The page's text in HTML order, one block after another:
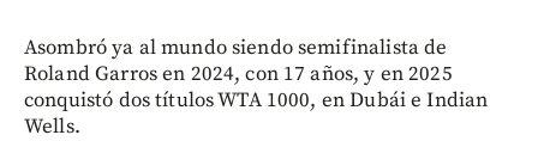
Asombró ya al mundo siendo semifinalista de
Roland Garros en 2024, con 17 años, y en 2025
conquistó dos títulos WTA 1000, en Dubái e Indian
Wells.